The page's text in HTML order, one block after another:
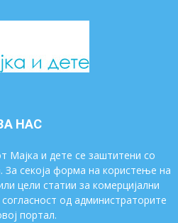
НАС
Мајка и дете се заштитени со
За секоја форма на користење на
цели статии за комерцијални
од администраторите
портал.